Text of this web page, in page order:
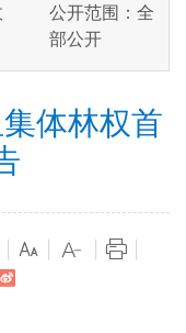
公开范围：全
部公开
体林权首